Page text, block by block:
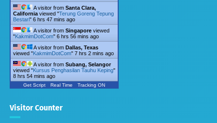
A visitor from Santa Clara,
California viewed "Terung Goreng Tepung
Bestari" 6 hrs 47 mins ago
A visitor from Singapore viewed
"KakmimDotCom" 6 hrs 56 mins ago
A visitor from Dallas, Texas
viewed "KakmimDotCom" 7 hrs 2 mins ago
A visitor from Subang, Selangor
viewed "Kursus Penghasilan Tauhu Keping"
8 hrs 54 mins ago
Get Script Real Time Tracking ON
Visitor Counter